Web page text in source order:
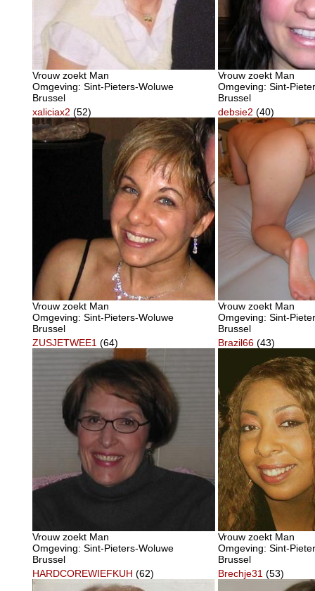
Vrouw zoekt Man
Omgeving: Sint-Pieters-Woluwe
Brussel
Vrouw zoekt Man
Omgeving: Sint-
Brussel
xaliciax2 (52)
Vrouw zoekt Man
Omgeving: Sint-Pieters-Woluwe
Brussel
debsie2 (40)
Vrouw zoekt Man
Omgeving: Sint-
Brussel
ZUSJETWEE1 (64)
Vrouw zoekt Man
Omgeving: Sint-Pieters-Woluwe
Brussel
Brazil66 (43)
Vrouw zoekt Man
Omgeving: Sint-
Brussel
HARDCOREWIEFKUH (62) Brechje31 (53)